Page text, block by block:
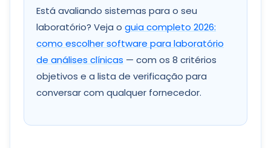
Está avaliando sistemas para o seu
laboratório? Veja o guia completo 2026:
como escolher software para laboratório
de análises clínicas — com os 8 critérios
objetivos e a lista de verificação para
conversar com qualquer fornecedor.